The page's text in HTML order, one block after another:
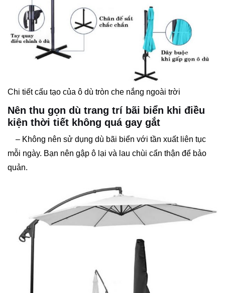
Chi tiết cấu tạo của ô dù tròn che nắng ngoài trời
Nên thu gọn dù trang trí bãi biển khi điều
kiện thời tiết không quá gay gắt
– Không nên sử dụng dù bãi biển với tần xuất liên tục
mỗi ngày. Bạn nên gập ô lại và lau chùi cẩn thận để bảo
quản.